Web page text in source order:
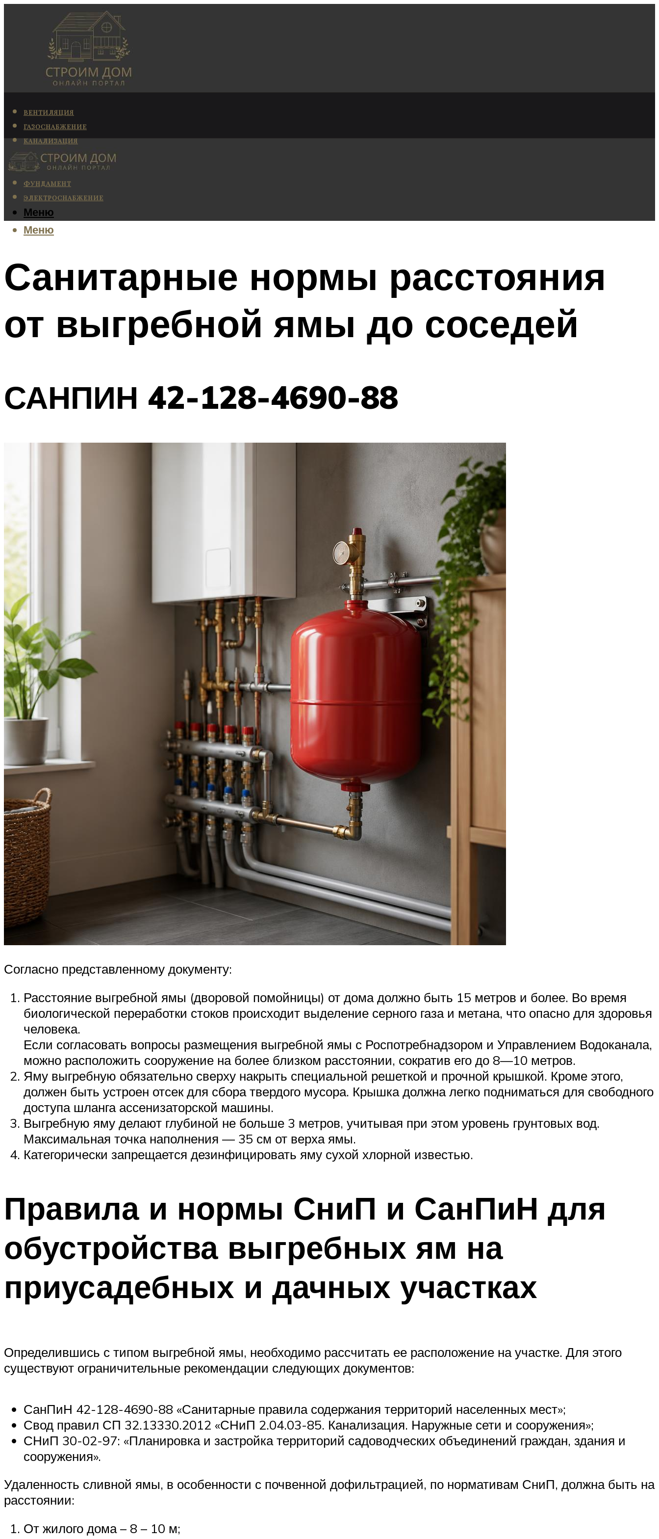
ВЕНТИЛЯЦИЯ
ГАЗОСНАБЖЕНИЕ
КАНАЛИЗАЦИЯ
КОНДИЦИОНИРОВАНИЕ
ОТОПЛЕНИЕ
ФУНДАМЕНТ
ЭЛЕКТРОСНАБЖЕНИЕ
Меню
Меню
Санитарные нормы расстояния
от выгребной ямы до соседей
САНПИН 42-128-4690-88
Согласно представленному документу:
Расстояние выгребной ямы (дворовой помойницы) от дома должно быть 15 метров и более. Во время
биологической переработки стоков происходит выделение серного газа и метана, что опасно для здоровья
человека.
Если согласовать вопросы размещения выгребной ямы с Роспотребнадзором и Управлением Водоканала,
можно расположить сооружение на более близком расстоянии, сократив его до 8—10 метров.
Яму выгребную обязательно сверху накрыть специальной решеткой и прочной крышкой. Кроме этого,
должен быть устроен отсек для сбора твердого мусора. Крышка должна легко подниматься для свободного
доступа шланга ассенизаторской машины.
Выгребную яму делают глубиной не больше 3 метров, учитывая при этом уровень грунтовых вод.
Максимальная точка наполнения — 35 см от верха ямы.
Категорически запрещается дезинфицировать яму сухой хлорной известью.
Правила и нормы СниП и СанПиН для
обустройства выгребных ям на
приусадебных и дачных участках
Определившись с типом выгребной ямы, необходимо рассчитать ее расположение на участке. Для этого
существуют ограничительные рекомендации следующих документов:
СанПиН 42-128-4690-88 «Санитарные правила содержания территорий населенных мест»;
Свод правил СП 32.13330.2012 «СНиП 2.04.03-85. Канализация. Наружные сети и сооружения»;
СНиП 30-02-97: «Планировка и застройка территорий садоводческих объединений граждан, здания и
сооружения».
Удаленность сливной ямы, в особенности с почвенной дофильтрацией, по нормативам СниП, должна быть на
расстоянии:
От жилого дома – 8 – 10 м;